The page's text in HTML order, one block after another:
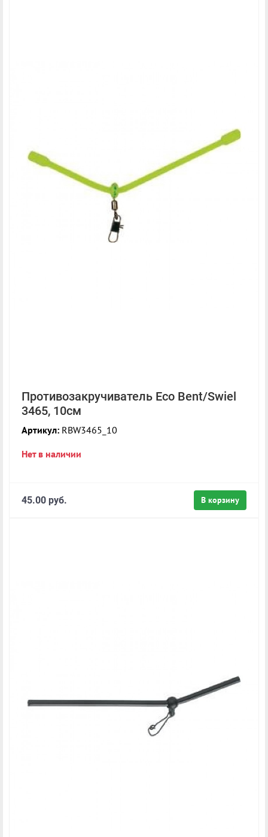
Противозакручиватель Eco Bent/Swiel
3465, 10см
Артикул: RBW3465_10
Нет в наличии
В корзину
45.00 руб.